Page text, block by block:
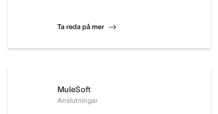
Ta reda på mer
MuleSoft
Anslutningar